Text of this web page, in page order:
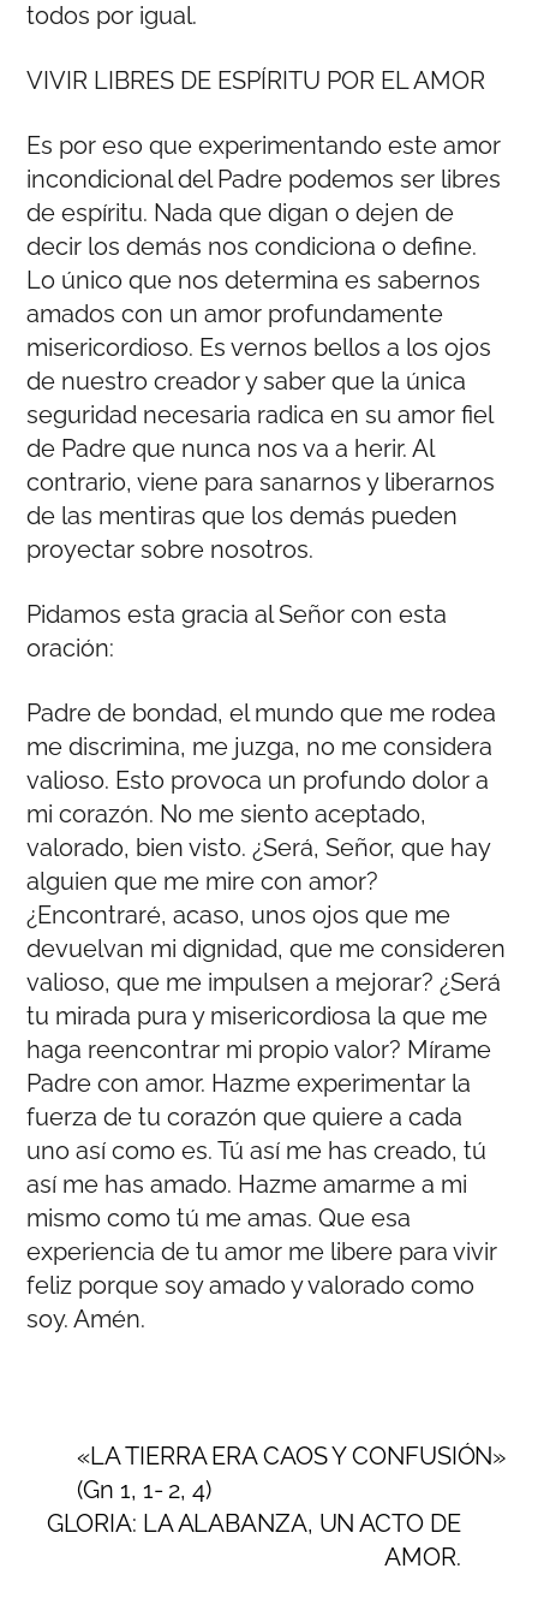
todos por igual.
VIVIR LIBRES DE ESPÍRITU POR EL AMOR
Es por eso que experimentando este amor
incondicional del Padre podemos ser libres
de espíritu. Nada que digan o dejen de
decir los demás nos condiciona o define.
Lo único que nos determina es sabernos
amados con un amor profundamente
misericordioso. Es vernos bellos a los ojos
de nuestro creador y saber que la única
seguridad necesaria radica en su amor fiel
de Padre que nunca nos va a herir. Al
contrario, viene para sanarnos y liberarnos
de las mentiras que los demás pueden
proyectar sobre nosotros.
Pidamos esta gracia al Señor con esta
oración:
Padre de bondad, el mundo que me rodea
me discrimina, me juzga, no me considera
valioso. Esto provoca un profundo dolor a
mi corazón. No me siento aceptado,
valorado, bien visto. ¿Será, Señor, que hay
alguien que me mire con amor?
¿Encontraré, acaso, unos ojos que me
devuelvan mi dignidad, que me consideren
valioso, que me impulsen a mejorar? ¿Será
tu mirada pura y misericordiosa la que me
haga reencontrar mi propio valor? Mírame
Padre con amor. Hazme experimentar la
fuerza de tu corazón que quiere a cada
uno así como es. Tú así me has creado, tú
así me has amado. Hazme amarme a mi
mismo como tú me amas. Que esa
experiencia de tu amor me libere para vivir
feliz porque soy amado y valorado como
soy. Amén.
«LA TIERRA ERA CAOS Y CONFUSIÓN»
(Gn 1, 1- 2, 4)
GLORIA: LA ALABANZA, UN ACTO DE
AMOR.